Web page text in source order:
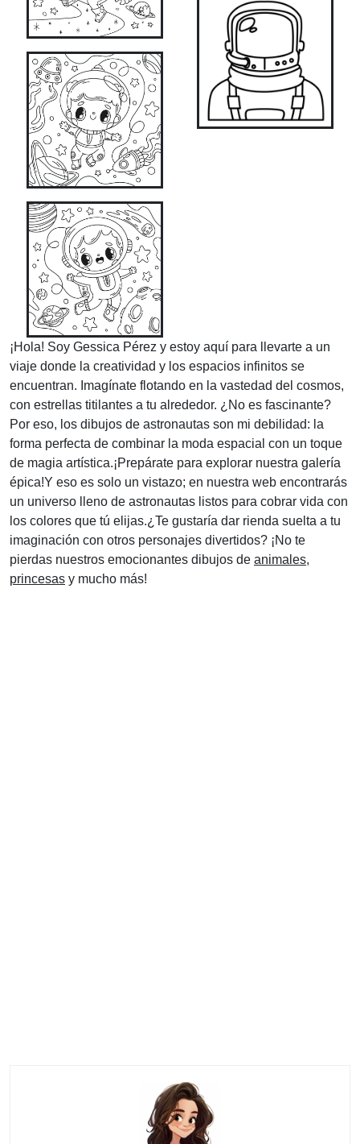
¡Hola! Soy Gessica Pérez y estoy aquí para llevarte a un
viaje donde la creatividad y los espacios infinitos se
encuentran. Imagínate flotando en la vastedad del cosmos,
con estrellas titilantes a tu alrededor. ¿No es fascinante?
Por eso, los dibujos de astronautas son mi debilidad: la
forma perfecta de combinar la moda espacial con un toque
de magia artística.¡Prepárate para explorar nuestra galería
épica!Y eso es solo un vistazo; en nuestra web encontrarás
un universo lleno de astronautas listos para cobrar vida con
los colores que tú elijas.¿Te gustaría dar rienda suelta a tu
imaginación con otros personajes divertidos? ¡No te
pierdas nuestros emocionantes dibujos de animales,
princesas y mucho más!